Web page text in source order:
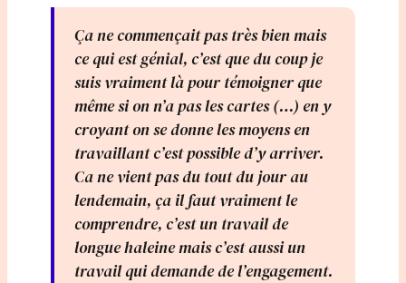
Ça ne commençait pas très bien mais
ce qui est génial, c’est que du coup je
suis vraiment là pour témoigner que
même si on n’a pas les cartes (…) en y
croyant on se donne les moyens en
travaillant c’est possible d’y arriver.
Ca ne vient pas du tout du jour au
lendemain, ça il faut vraiment le
comprendre, c’est un travail de
longue haleine mais c’est aussi un
travail qui demande de l’engagement.